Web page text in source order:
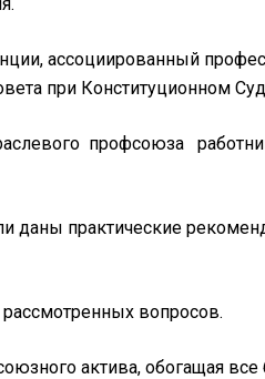
ассоциированный
при Конституционном
профсоюза
даны практические
вопросов.
актива, обогащая все